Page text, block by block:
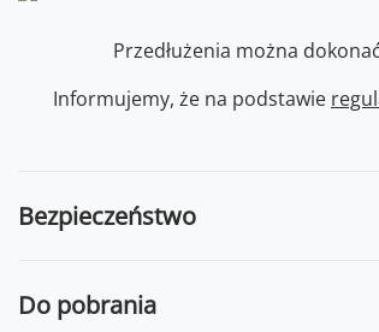
Przedłużenia można
Informujemy, że na podstawie
Bezpieczeństwo
Do pobrania